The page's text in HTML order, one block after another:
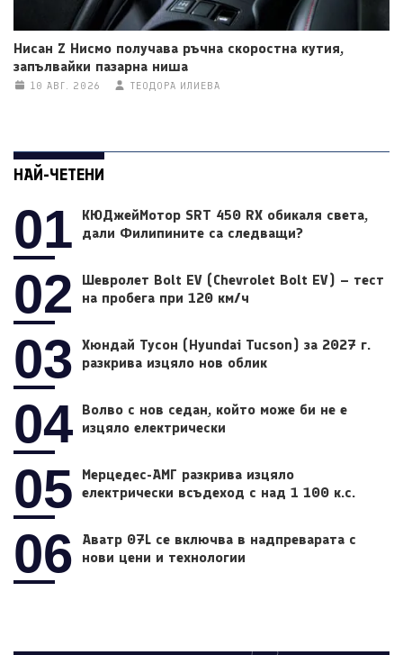
Нисан Z Нисмо получава ръчна скоростна кутия,
запълвайки пазарна ниша
10 АВГ. 2026 ТЕОДОРА ИЛИЕВА
НАЙ-ЧЕТЕНИ
01
КЮДжейМотор SRT 450 RX обикаля света,
дали Филипините са следващи?
02
Шевролет Bolt EV (Chevrolet Bolt EV) – тест
на пробега при 120 км/ч
03
Хюндай Тусон (Hyundai Tucson) за 2027 г.
разкрива изцяло нов облик
04 Волво с нов седан, който може би не е
изцяло електрически
05
Мерцедес-АМГ разкрива изцяло
електрически всъдеход с над 1 100 к.с.
06
Аватр 07L се включва в надпреварата с
нови цени и технологии